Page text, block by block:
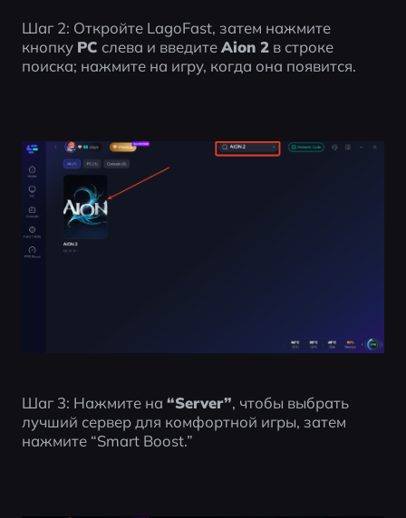
Шаг 2: Откройте LagoFast, затем нажмите
кнопку PC слева и введите Aion 2 в строке
поиска; нажмите на игру, когда она появится.
Шаг 3: Нажмите на “Server”, чтобы выбрать
лучший сервер для комфортной игры, затем
нажмите “Smart Boost.”